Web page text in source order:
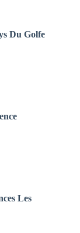
Du Golfe
Les